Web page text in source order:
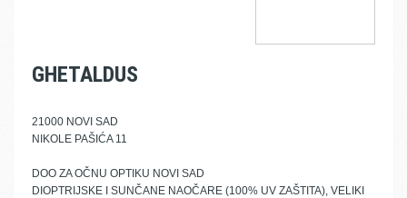
GHETALDUS
21000 NOVI SAD
NIKOLE PAŠIĆA 11
DOO ZA OČNU OPTIKU NOVI SAD
DIOPTRIJSKE I SUNČANE NAOČARE (100% UV ZAŠTITA), VELIKI